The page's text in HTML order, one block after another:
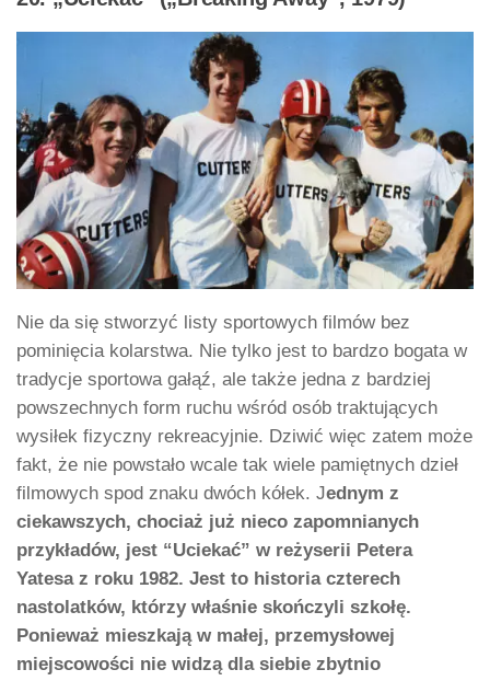
Nie da się stworzyć listy sportowych filmów bez
pominięcia kolarstwa. Nie tylko jest to bardzo bogata w
tradycje sportowa gałąź, ale także jedna z bardziej
powszechnych form ruchu wśród osób traktujących
wysiłek fizyczny rekreacyjnie. Dziwić więc zatem może
fakt, że nie powstało wcale tak wiele pamiętnych dzieł
filmowych spod znaku dwóch kółek. Jednym z
ciekawszych, chociaż już nieco zapomnianych
przykładów, jest “Uciekać” w reżyserii Petera
Yatesa z roku 1982. Jest to historia czterech
nastolatków, którzy właśnie skończyli szkołę.
Ponieważ mieszkają w małej, przemysłowej
miejscowości nie widzą dla siebie zbytnio